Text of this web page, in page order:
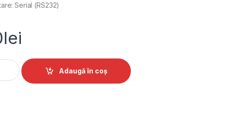
Serial (RS232)
lei
CAS PRII CP, cu Brat quantity
Adaugă în coș